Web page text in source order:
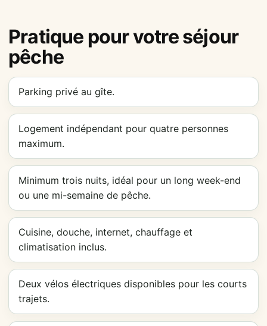
Pratique pour votre séjour
pêche
Parking privé au gîte.
Logement indépendant pour quatre personnes
maximum.
Minimum trois nuits, idéal pour un long week-end
ou une mi-semaine de pêche.
Cuisine, douche, internet, chauffage et
climatisation inclus.
Deux vélos électriques disponibles pour les courts
trajets.